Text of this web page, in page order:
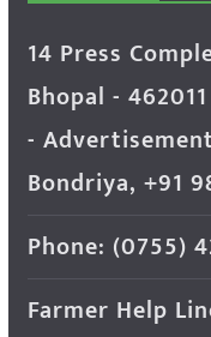
14 Press
Bhopal -
-
Bondriya, +91
Phone: (0755)
Farmer Help